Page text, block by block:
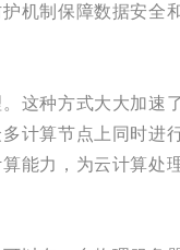
机制保障数据安
这种方式大大加
计算节点上同时
能力，为云计算